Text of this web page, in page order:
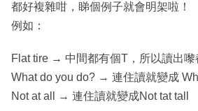
都好複雜咁，睇個例子就會明架啦！
例如：
Flat tire → 中間都有個T，所以讀出嚟
What do you do? → 連住讀就變成
Not at all → 連住讀就變成Not tat tall